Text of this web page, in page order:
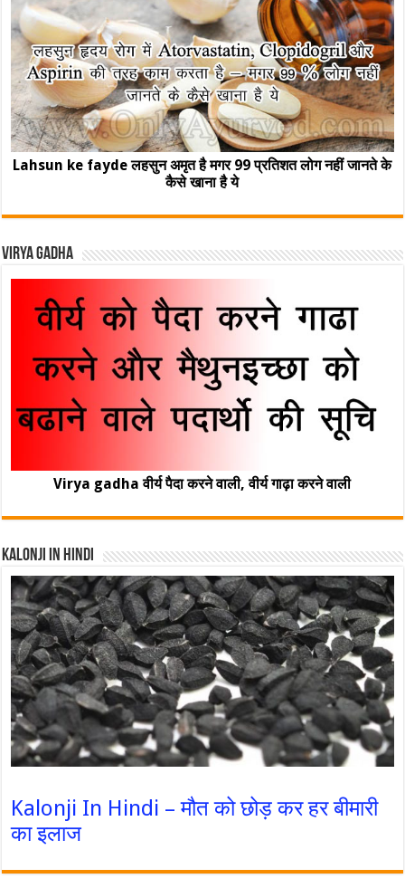
Lahsun ke fayde लहसुन अमृत है मगर 99 प्रतिशत लोग नहीं जानते के
कैसे खाना है ये
Virya Gadha
Virya gadha वीर्य पैदा करने वाली, वीर्य गाढ़ा करने वाली
Kalonji In Hindi
Kalonji In Hindi – मौत को छोड़ कर हर बीमारी
का इलाज